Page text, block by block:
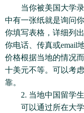
当你被美国大学录
中有一张纸就是询问
你填写表格，详细列
你电话、传真或email
价格根据当地的情况
十美元不等。可以考
靠。
2. 当地中国留学生
可以通过所在大学